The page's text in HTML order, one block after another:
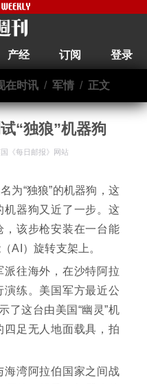
产经 订阅 登录
在时讯/ 军情/ 正文
“独狼”机器狗
《每日邮报》网站
为“独狼”的机器狗，这
机器狗又近了一步。这
，该步枪安装在一台能
AI）旋转支架上。
往海外，在沙特阿拉
练。美国军方最近公
了这台由美国“幽灵”机
足无人地面载具，拍
海湾阿拉伯国家之间战